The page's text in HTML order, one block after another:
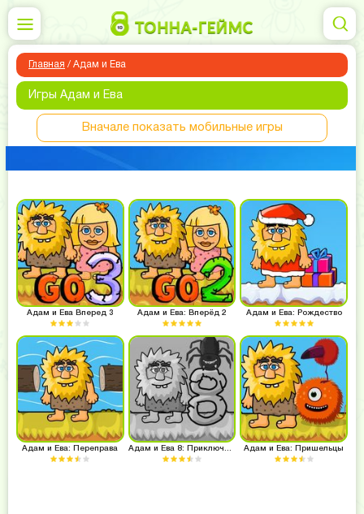
Главная / Адам и Ева
Игры Адам и Ева
Вначале показать мобильные игры
Адам и Ева Вперед 3 Адам и Ева: Вперёд 2 Адам и Ева: Рождество
Адам и Ева: Переправа Адам и Ева 8: Приключения в раю Адам и Ева: Пришельцы